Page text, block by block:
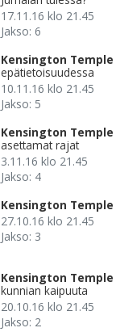
17.11.16 klo 21.45
Jakso: 6
Kensington Temple
epätietoisuudessa
10.11.16 klo 21.45
Jakso: 5
Kensington Temple
asettamat rajat
3.11.16 klo 21.45
Jakso: 4
Kensington Temple
27.10.16 klo 21.45
Jakso: 3
Kensington Temple
kunnian kaipuuta
20.10.16 klo 21.45
Jakso: 2